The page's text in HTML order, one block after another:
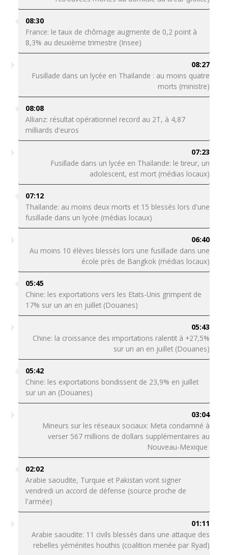
08:30
France: le taux de chômage augmente de 0,2 point à
8,3% au deuxième trimestre (Insee)
08:27
Fusillade dans un lycée en Thaïlande : au moins quatre
morts (ministre)
08:08
Allianz: résultat opérationnel record au 2T, à 4,87
milliards d'euros
07:23
Fusillade dans un lycée en Thaïlande: le tireur, un
adolescent, est mort (médias locaux)
07:12
Thaïlande: au moins deux morts et 15 blessés lors d'une
fusillade dans un lycée (médias locaux)
06:40
Au moins 10 élèves blessés lors une fusillade dans une
école près de Bangkok (médias locaux)
05:45
Chine: les exportations vers les Etats-Unis grimpent de
17% sur un an en juillet (Douanes)
05:43
Chine: la croissance des importations ralentit à +27,5%
sur un an en juillet (Douanes)
05:42
Chine: les exportations bondissent de 23,9% en juillet
sur un an (Douanes)
03:04
Mineurs sur les réseaux sociaux: Meta condamné à
verser 567 millions de dollars supplémentaires au
Nouveau-Mexique
02:02
Arabie saoudite, Turquie et Pakistan vont signer
vendredi un accord de défense (source proche de
l'armée)
01:11
Arabie saoudite: 11 civils blessés dans une attaque des
rebelles yéménites houthis (coalition menée par Ryad)